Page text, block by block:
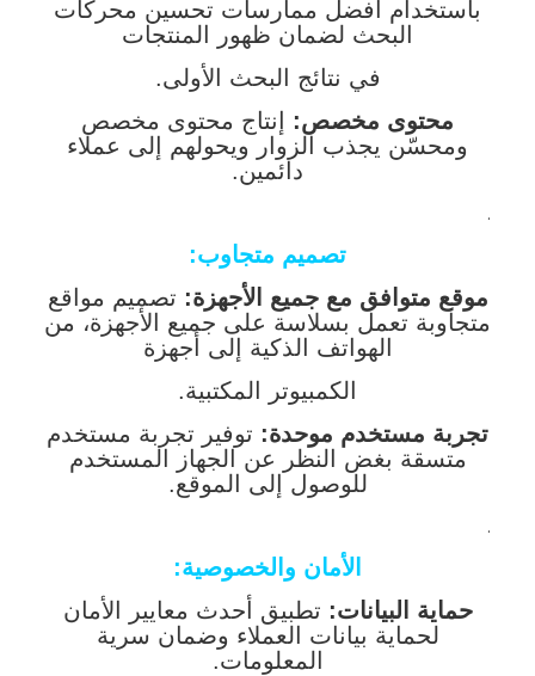
باستخدام أفضل ممارسات تحسين محركات
البحث لضمان ظهور المنتجات
في نتائج البحث الأولى.
محتوى مخصص: إنتاج محتوى مخصص
ومحسّن يجذب الزوار ويحولهم إلى عملاء
دائمين.
.
تصميم متجاوب:
موقع متوافق مع جميع الأجهزة: تصميم مواقع
متجاوبة تعمل بسلاسة على جميع الأجهزة، من
الهواتف الذكية إلى أجهزة
الكمبيوتر المكتبية.
تجربة مستخدم موحدة: توفير تجربة مستخدم
متسقة بغض النظر عن الجهاز المستخدم
للوصول إلى الموقع.
.
الأمان والخصوصية:
حماية البيانات: تطبيق أحدث معايير الأمان
لحماية بيانات العملاء وضمان سرية
المعلومات.